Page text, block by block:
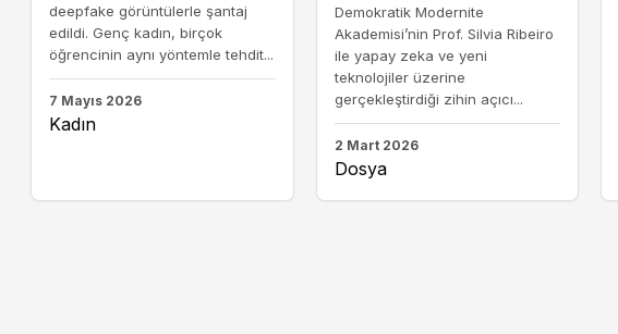
deepfake görüntülerle şantaj
edildi. Genç kadın, birçok
öğrencinin aynı yöntemle tehdit...
7 Mayıs 2026
Kadın
Demokratik Modernite
Akademisi’nin Prof. Silvia Ribeiro
ile yapay zeka ve yeni
teknolojiler üzerine
gerçekleştirdiği zihin açıcı...
2 Mart 2026
Dosya